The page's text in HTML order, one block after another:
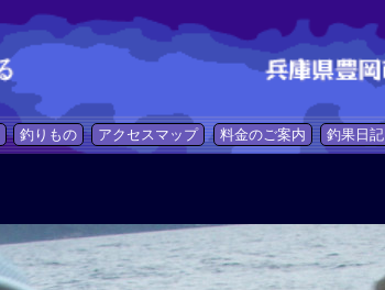
釣りもの アクセスマップ 料金のご案内 釣果日記